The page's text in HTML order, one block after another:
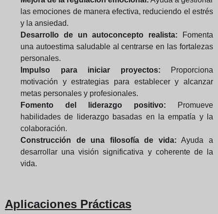
las emociones de manera efectiva, reduciendo el estrés
y la ansiedad.
Desarrollo de un autoconcepto realista: Fomenta
una autoestima saludable al centrarse en las fortalezas
personales.
Impulso para iniciar proyectos: Proporciona
motivación y estrategias para establecer y alcanzar
metas personales y profesionales.
Fomento del liderazgo positivo: Promueve
habilidades de liderazgo basadas en la empatía y la
colaboración.
Construcción de una filosofía de vida: Ayuda a
desarrollar una visión significativa y coherente de la
vida.
Aplicaciones Prácticas